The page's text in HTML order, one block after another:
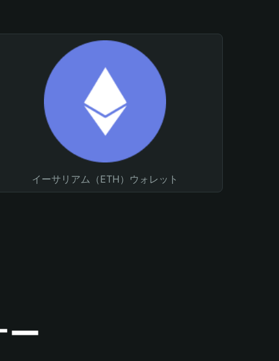
イーサリアム（ETH）ウォレット
ー